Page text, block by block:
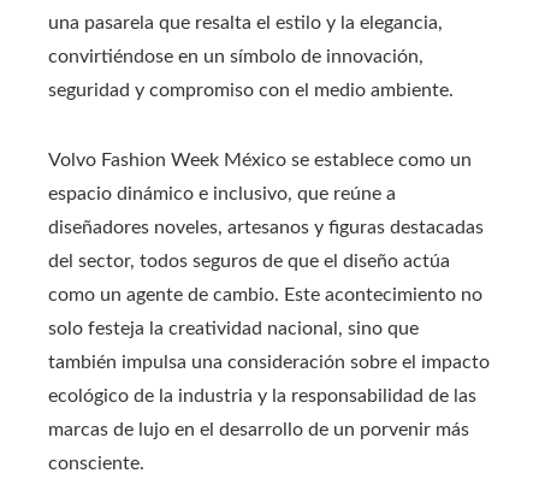
una pasarela que resalta el estilo y la elegancia,
convirtiéndose en un símbolo de innovación,
seguridad y compromiso con el medio ambiente.
Volvo Fashion Week México se establece como un
espacio dinámico e inclusivo, que reúne a
diseñadores noveles, artesanos y figuras destacadas
del sector, todos seguros de que el diseño actúa
como un agente de cambio. Este acontecimiento no
solo festeja la creatividad nacional, sino que
también impulsa una consideración sobre el impacto
ecológico de la industria y la responsabilidad de las
marcas de lujo en el desarrollo de un porvenir más
consciente.